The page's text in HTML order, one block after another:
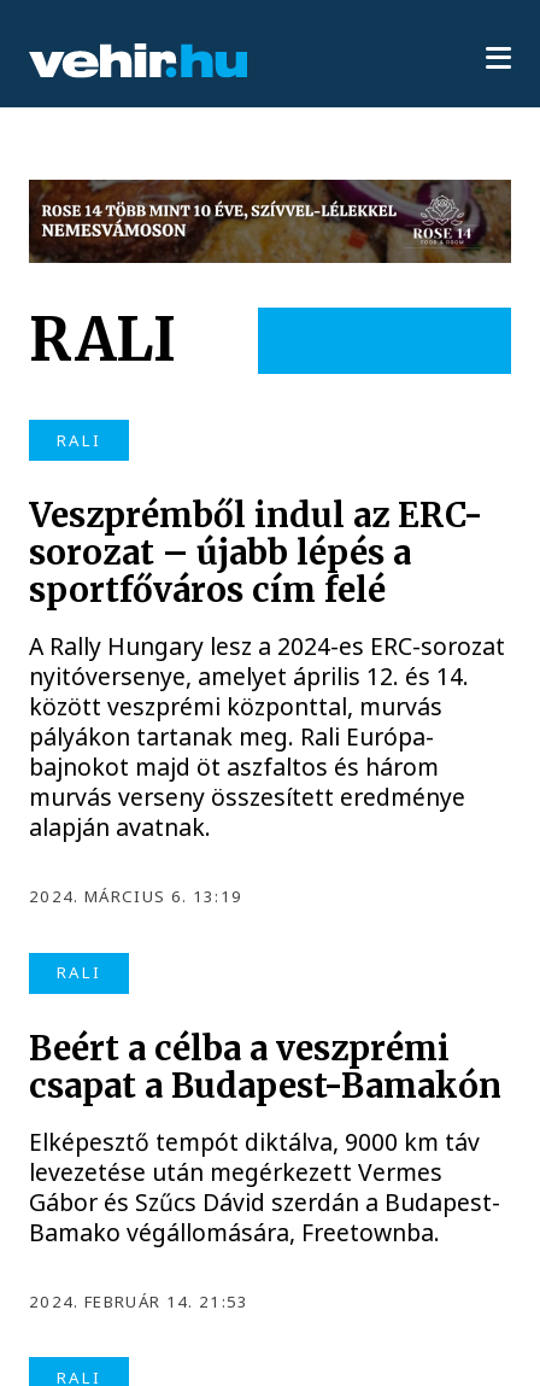
RALI
RALI
Veszprémből indul az ERC-
sorozat – újabb lépés a
sportfőváros cím felé
A Rally Hungary lesz a 2024-es ERC-sorozat
nyitóversenye, amelyet április 12. és 14.
között veszprémi központtal, murvás
pályákon tartanak meg. Rali Európa-
bajnokot majd öt aszfaltos és három
murvás verseny összesített eredménye
alapján avatnak.
2024. MÁRCIUS 6. 13:19
RALI
Beért a célba a veszprémi
csapat a Budapest-Bamakón
Elképesztő tempót diktálva, 9000 km táv
levezetése után megérkezett Vermes
Gábor és Szűcs Dávid szerdán a Budapest-
Bamako végállomására, Freetownba.
2024. FEBRUÁR 14. 21:53
RALI